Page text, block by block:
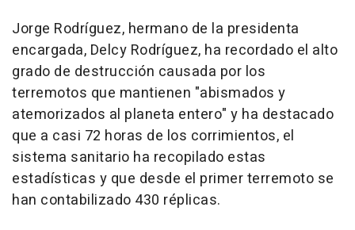
Jorge Rodríguez, hermano de la presidenta
encargada, Delcy Rodríguez, ha recordado el alto
grado de destrucción causada por los
terremotos que mantienen "abismados y
atemorizados al planeta entero" y ha destacado
que a casi 72 horas de los corrimientos, el
sistema sanitario ha recopilado estas
estadísticas y que desde el primer terremoto se
han contabilizado 430 réplicas.